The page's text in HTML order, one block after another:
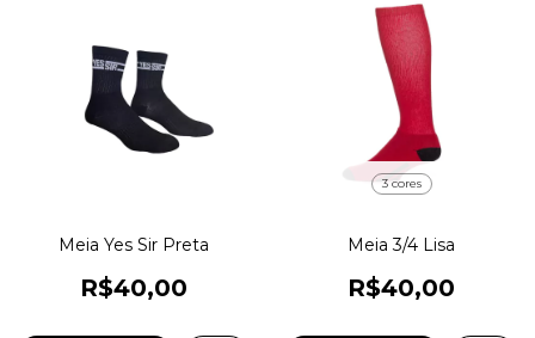
Meia Yes Sir Preta
R$40,00
3 cores
Meia 3/4 Lisa
R$40,00